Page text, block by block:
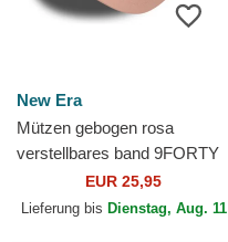
New Era
Mützen gebogen rosa
verstellbares band 9FORTY
League Essential der New
York Yankees MLB von New
EUR 25,95
Lieferung bis Dienstag, Aug. 11